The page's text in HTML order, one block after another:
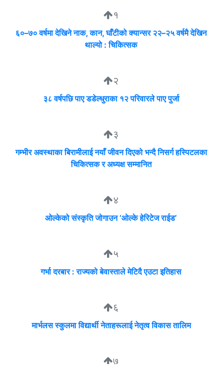
१
६०–७० वर्षमा देखिने नाक, कान, घाँटीको क्यान्सर २२–२५ वर्षमै देखिन
थाल्यो : चिकित्सक
२
३८ वर्षपछि पाए डडेल्धुराका १२ परिवारले पाए पुर्जा
३
गम्भीर अवस्थाका बिरामीलाई नयाँ जीवन दिएको भन्दै निसर्ग हस्पिटलका
चिकित्सक र अध्यक्ष सम्मानित
४
ओल्केको संस्कृति जोगाउन ‘ओल्के हेरिटेज राईड’
५
गर्भा दरबार : राज्यको बेवास्ताले मेटिदै एउटा इतिहास
६
मार्भलस स्कुलमा विद्यार्थी नेताहरूलाई नेतृत्व विकास तालिम
७